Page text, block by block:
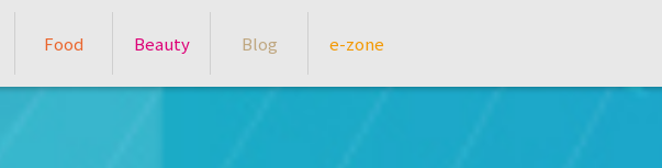
Food Beauty Blog e-zone